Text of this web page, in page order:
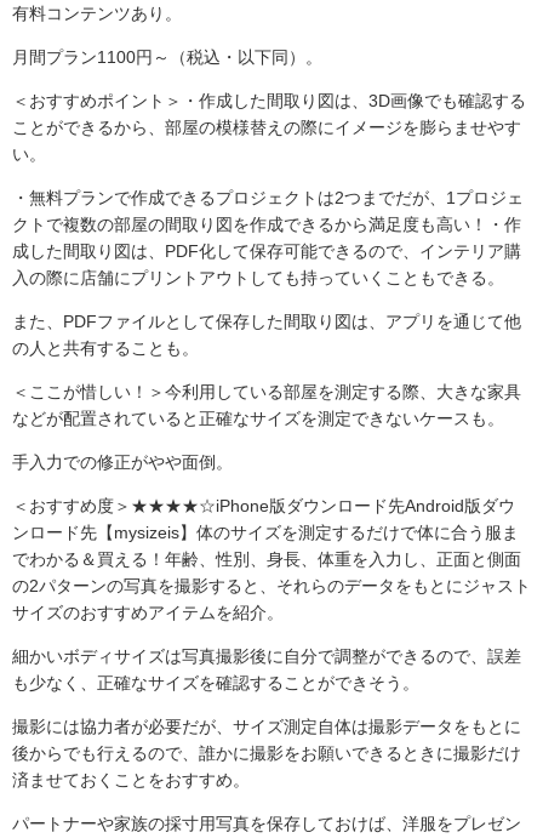
有料コンテンツあり。
月間プラン1100円～（税込・以下同）。
＜おすすめポイント＞・作成した間取り図は、3D画像でも確認する
ことができるから、部屋の模様替えの際にイメージを膨らませやす
い。
・無料プランで作成できるプロジェクトは2つまでだが、1プロジェ
クトで複数の部屋の間取り図を作成できるから満足度も高い！・作
成した間取り図は、PDF化して保存可能できるので、インテリア購
入の際に店舗にプリントアウトしても持っていくこともできる。
また、PDFファイルとして保存した間取り図は、アプリを通じて他
の人と共有することも。
＜ここが惜しい！＞今利用している部屋を測定する際、大きな家具
などが配置されていると正確なサイズを測定できないケースも。
手入力での修正がやや面倒。
＜おすすめ度＞★★★★☆iPhone版ダウンロード先Android版ダウ
ンロード先【mysizeis】体のサイズを測定するだけで体に合う服ま
でわかる＆買える！年齢、性別、身長、体重を入力し、正面と側面
の2パターンの写真を撮影すると、それらのデータをもとにジャスト
サイズのおすすめアイテムを紹介。
細かいボディサイズは写真撮影後に自分で調整ができるので、誤差
も少なく、正確なサイズを確認することができそう。
撮影には協力者が必要だが、サイズ測定自体は撮影データをもとに
後からでも行えるので、誰かに撮影をお願いできるときに撮影だけ
済ませておくことをおすすめ。
パートナーや家族の採寸用写真を保存しておけば、洋服をプレゼン